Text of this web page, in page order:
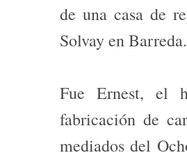
de una casa de
Solvay en Barreda.
Fue Ernest, el
fabricación de
mediados del